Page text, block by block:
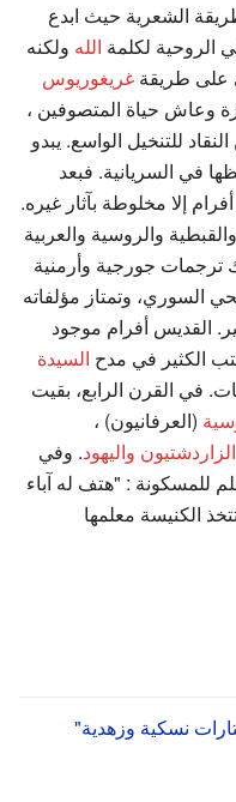
الشعرية حيث ابدع
الروحية لكلمة الله ولكنه
على طريقة غريغوريوس
وعاش حياة المتصوفين ،
للتنخيل الواسع. يبدو
في السريانية. فبعد
أفرام إلا مخلوطة بآثار غيره.
والروسية والعربية
ترجمات جورجية وأرمنية
السوري، وتمتاز مؤلفاته
القديس أفرام موجود
الكثير في مدح السيدة
في القرن الرابع، بقيت
(العرفانيون) ،
الزاردشتيون واليهود. وفي
للمسكونة : "هتف له آباء
الكنيسة معلمها
نسكية وزهدية"